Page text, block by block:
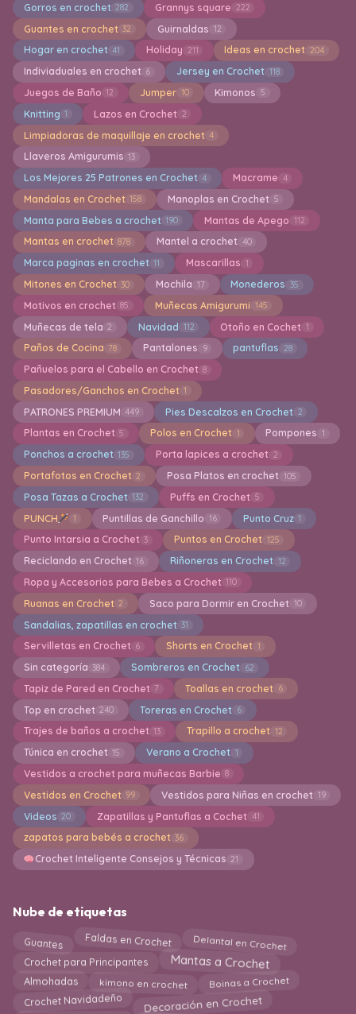
Gorros en crochet 282 Grannys square 222
Guantes en crochet 32 Guirnaldas 12
Hogar en crochet 41 Holiday 211 Ideas en crochet 204
Indiviaduales en crochet 6 Jersey en Crochet 118
Juegos de Baño 12 Jumper 10 Kimonos 5
Knitting 1 Lazos en Crochet 2
Limpiadoras de maquillaje en crochet 4
Llaveros Amigurumis 13
Los Mejores 25 Patrones en Crochet 4 Macrame 4
Mandalas en Crochet 158 Manoplas en Crochet 5
Manta para Bebes a crochet 190 Mantas de Apego 112
Mantas en crochet 878 Mantel a crochet 40
Marca paginas en crochet 11 Mascarillas 1
Mitones en Crochet 30 Mochila 17 Monederos 35
Motivos en crochet 85 Muñecas Amigurumi 145
Muñecas de tela 2 Navidad 112 Otoño en Cochet 1
Paños de Cocina 78 Pantalones 9 pantuflas 28
Pañuelos para el Cabello en Crochet 8
Pasadores/Ganchos en Crochet 1
PATRONES PREMIUM 449 Pies Descalzos en Crochet 2
Plantas en Crochet 5 Polos en Crochet 1 Pompones 1
Ponchos a crochet 135 Porta lapices a crochet 2
Portafotos en Crochet 2 Posa Platos en crochet 105
Posa Tazas a Crochet 132 Puffs en Crochet 5
PUNCH 1 Puntillas de Ganchillo 16 Punto Cruz 1
Punto Intarsia a Crochet 3 Puntos en Crochet 125
Reciclando en Crochet 16 Riñoneras en Crochet 12
Ropa y Accesorios para Bebes a Crochet 110
Ruanas en Crochet 2 Saco para Dormir en Crochet 10
Sandalias, zapatillas en crochet 31
Servilletas en Crochet 6 Shorts en Crochet 1
Sin categoría 384 Sombreros en Crochet 62
Tapiz de Pared en Crochet 7 Toallas en crochet 6
Top en crochet 240 Toreras en Crochet 6
Trajes de baños a crochet 13 Trapillo a crochet 12
Túnica en crochet 15 Verano a Crochet 1
Vestidos a crochet para muñecas Barbie 8
Vestidos en Crochet 99 Vestidos para Niñas en crochet 19
Videos 20 Zapatillas y Pantuflas a Cochet 41
zapatos para bebés a crochet 36
Crochet Inteligente Consejos y Técnicas 21
Nube de etiquetas
Guantes Faldas en Crochet Delantal en Crochet
Crochet para Principantes Mantas a Crochet
Almohadas kimono en crochet Boinas a Crochet
Crochet Navidadeño Decoración en Crochet